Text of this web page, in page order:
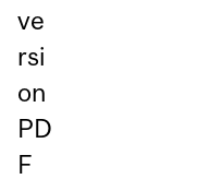
ve
rsi
on
PD
F